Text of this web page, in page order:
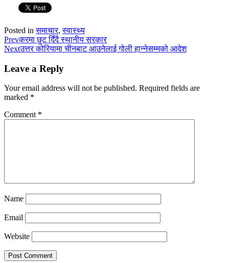
Posted inसमाचार,स्वास्थ्य
Prevकरमा छुट दिँदै स्थानीय सरकार
Nextउत्तर कोरियामा चीनबाट आउनेलाई गोली हान्नेसम्मको आदेश
Leave a Reply
Your email address will not be published. Required fields are
marked *
Comment *
Name
Email
Website